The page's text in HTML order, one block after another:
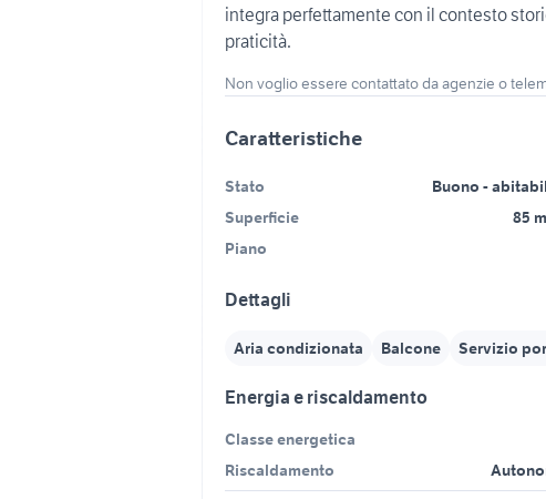
integra perfettamente con il contesto
praticità.
Non voglio essere contattato da agenzie o
Caratteristiche
Stato
Buono -
Superficie
85
Piano
Dettagli
Aria condizionata Balcone Servizio
Energia e riscaldamento
Classe energetica
Riscaldamento